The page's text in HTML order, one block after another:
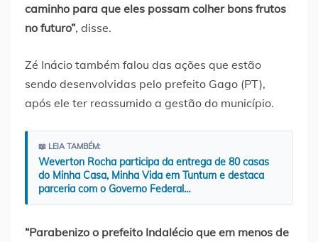
caminho para que eles possam colher bons frutos
no futuro”, disse.
Zé Inácio também falou das ações que estão
sendo desenvolvidas pelo prefeito Gago (PT),
após ele ter reassumido a gestão do município.
📖 LEIA TAMBÉM:
Weverton Rocha participa da entrega de 80 casas
do Minha Casa, Minha Vida em Tuntum e destaca
parceria com o Governo Federal…
“Parabenizo o prefeito Indalécio que em menos de